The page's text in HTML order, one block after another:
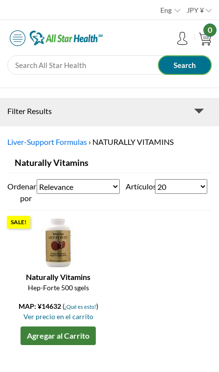
Eng JPY¥
0
Filter Results
Liver-Support Formulas › NATURALLY VITAMINS
Naturally Vitamins
Ordenar
por
Artículos
SALE!
Naturally Vitamins
Hep-Forte 500 sgels
MAP: ¥14632 (¿Qué es esto?)
Ver precio en el carrito
Agregar al Carrito